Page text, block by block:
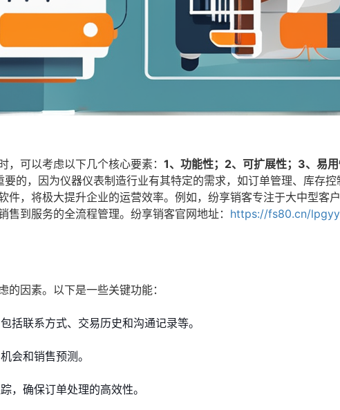
可以考虑以下几个核心要素： 1、功能性；2、可扩展性；3、易
的，因为仪器仪表制造行业有其特定的需求，如订单管理、库存
件，将极大提升企业的运营效率。例如，纷享销客专注于大中型客
到服务的全流程管理。纷享销客官网地址： https://fs80.cn/
因素。以下是一些关键功能：
括联系方式、交易历史和沟通记录等。
会和销售预测。
，确保订单处理的高效性。